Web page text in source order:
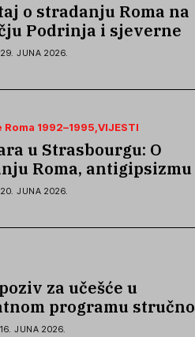
o stradanju Roma na
Podrinja i sjeverne
godine
29. JUNA 2026.
1992–1995 VIJESTI
u Strasbourgu: O
Roma, antigipsizmu i
govora mržnje
20. JUNA 2026.
za učešće u
programu stručnog
i podrške pri
16. JUNA 2026.